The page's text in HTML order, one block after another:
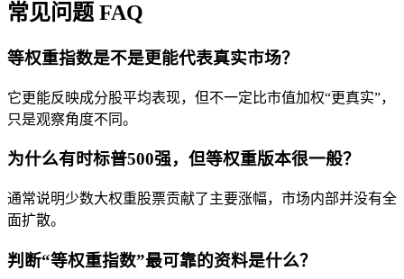
常见问题 FAQ
等权重指数是不是更能代表真实市场？
它更能反映成分股平均表现，但不一定比市值加权“更真实”，
只是观察角度不同。
为什么有时标普500强，但等权重版本很一般？
通常说明少数大权重股票贡献了主要涨幅，市场内部并没有全
面扩散。
判断“等权重指数”最可靠的资料是什么？